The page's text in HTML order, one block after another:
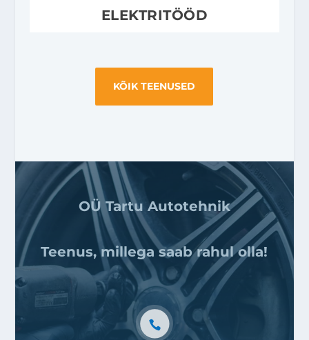
ELEKTRITÖÖD
KÕIK TEENUSED
OÜ Tartu Autotehnik
Teenus, millega saab rahul olla!